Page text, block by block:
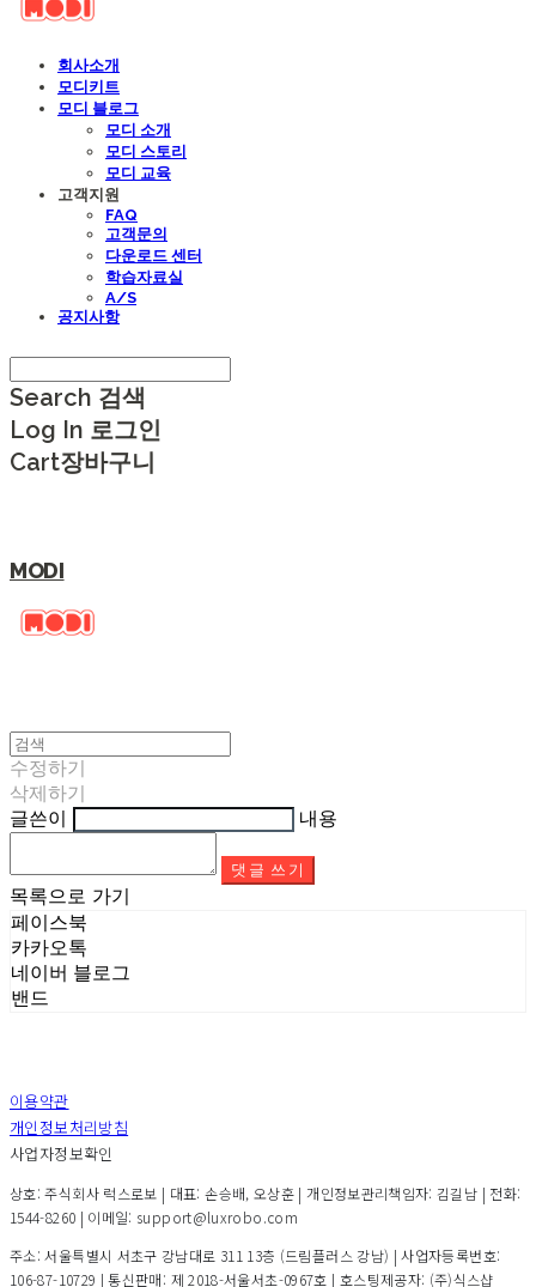
회사소개
모디키트
모디 블로그
모디 소개
모디 스토리
모디 교육
고객지원
FAQ
고객문의
다운로드 센터
학습자료실
A/S
공지사항
Search 검색
Log In 로그인
Cart장바구니
MODI
수정하기
삭제하기
글쓴이
내용
댓글 쓰기
목록으로 가기
페이스북
카카오톡
네이버 블로그
밴드
이용약관
개인정보처리방침
사업자정보확인
상호: 주식회사 럭스로보 | 대표: 손승배, 오상훈 | 개인정보관리책임자: 김길남 | 전화:
1544-8260 | 이메일: support@luxrobo.com
주소: 서울특별시 서초구 강남대로 311 13층 (드림플러스 강남) | 사업자등록번호:
106-87-10729 | 통신판매: 제 2018-서울서초-0967호 | 호스팅제공자: (주)식스샵